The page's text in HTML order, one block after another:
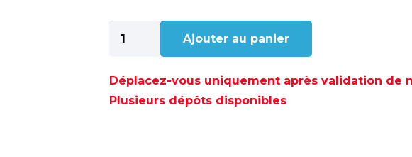
quantité
de
BRAID-
32
Ajouter au panier
Déplacez-vous uniquement après validation de
Plusieurs dépôts disponibles